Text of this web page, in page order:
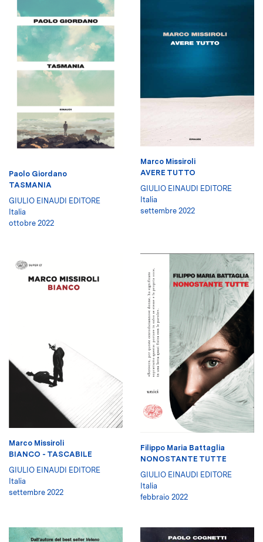
Paolo Giordano
TASMANIA
GIULIO EINAUDI EDITORE
Italia
ottobre 2022
Marco Missiroli
AVERE TUTTO
GIULIO EINAUDI EDITORE
Italia
settembre 2022
Marco Missiroli
BIANCO - TASCABILE
GIULIO EINAUDI EDITORE
Italia
settembre 2022
Filippo Maria Battaglia
NONOSTANTE TUTTE
GIULIO EINAUDI EDITORE
Italia
febbraio 2022